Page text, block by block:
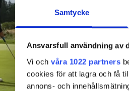
Samtycke
Ansvarsfull användning av
Vi och våra 1022 partners
cookies för att lagra och få
annons- och
​Läs